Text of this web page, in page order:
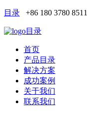
目录 +86 180 3780 8511
目录
首页
产品目录
解决方案
成功案例
关于我们
联系我们